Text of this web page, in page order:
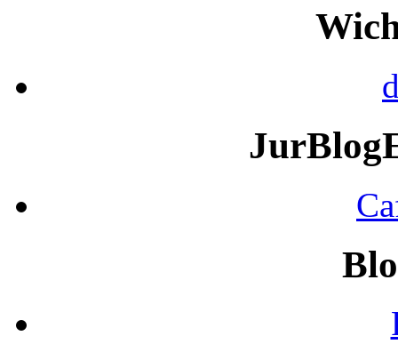
JurBlog